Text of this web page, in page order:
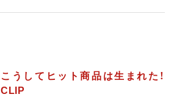
こうしてヒット商品は生まれた！
CLIP